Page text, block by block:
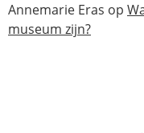
Annemarie Eras op
museum zijn?